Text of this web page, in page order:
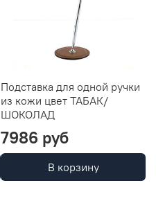
Подставка для одной ручки
из кожи цвет ТАБАК/
ШОКОЛАД
7986 руб
В корзину